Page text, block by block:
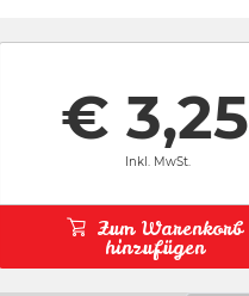
€ 3,25
Inkl. MwSt.
Zum Warenkorb
hinzufügen